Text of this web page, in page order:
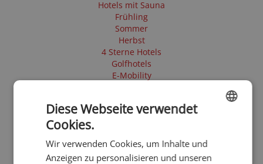
Hotels mit Sauna
Frühling
Sommer
Herbst
4 Sterne Hotels
Golfhotels
E-Mobility
Hotel mit Yoga
GERMAN
Diese Webseite verwendet
Cookies.
Wir verwenden Cookies, um Inhalte und
Anzeigen zu personalisieren und unseren